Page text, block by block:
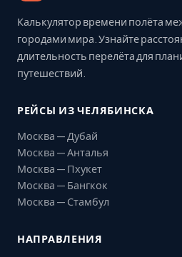
Калькулятор времени полёта
городами мира. Узнайте
длительность перелёта для
путешествий.
РЕЙСЫ ИЗ ЧЕЛЯБИНСКА
Москва — Дубай
Москва — Анталья
Москва — Пхукет
Москва — Бангкок
Москва — Стамбул
НАПРАВЛЕНИЯ